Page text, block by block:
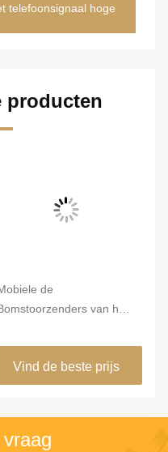
telefoonsignaal hoge
producten
de
van het
Macht
PHS/3G/4G AC 220V
Vind de beste prijs